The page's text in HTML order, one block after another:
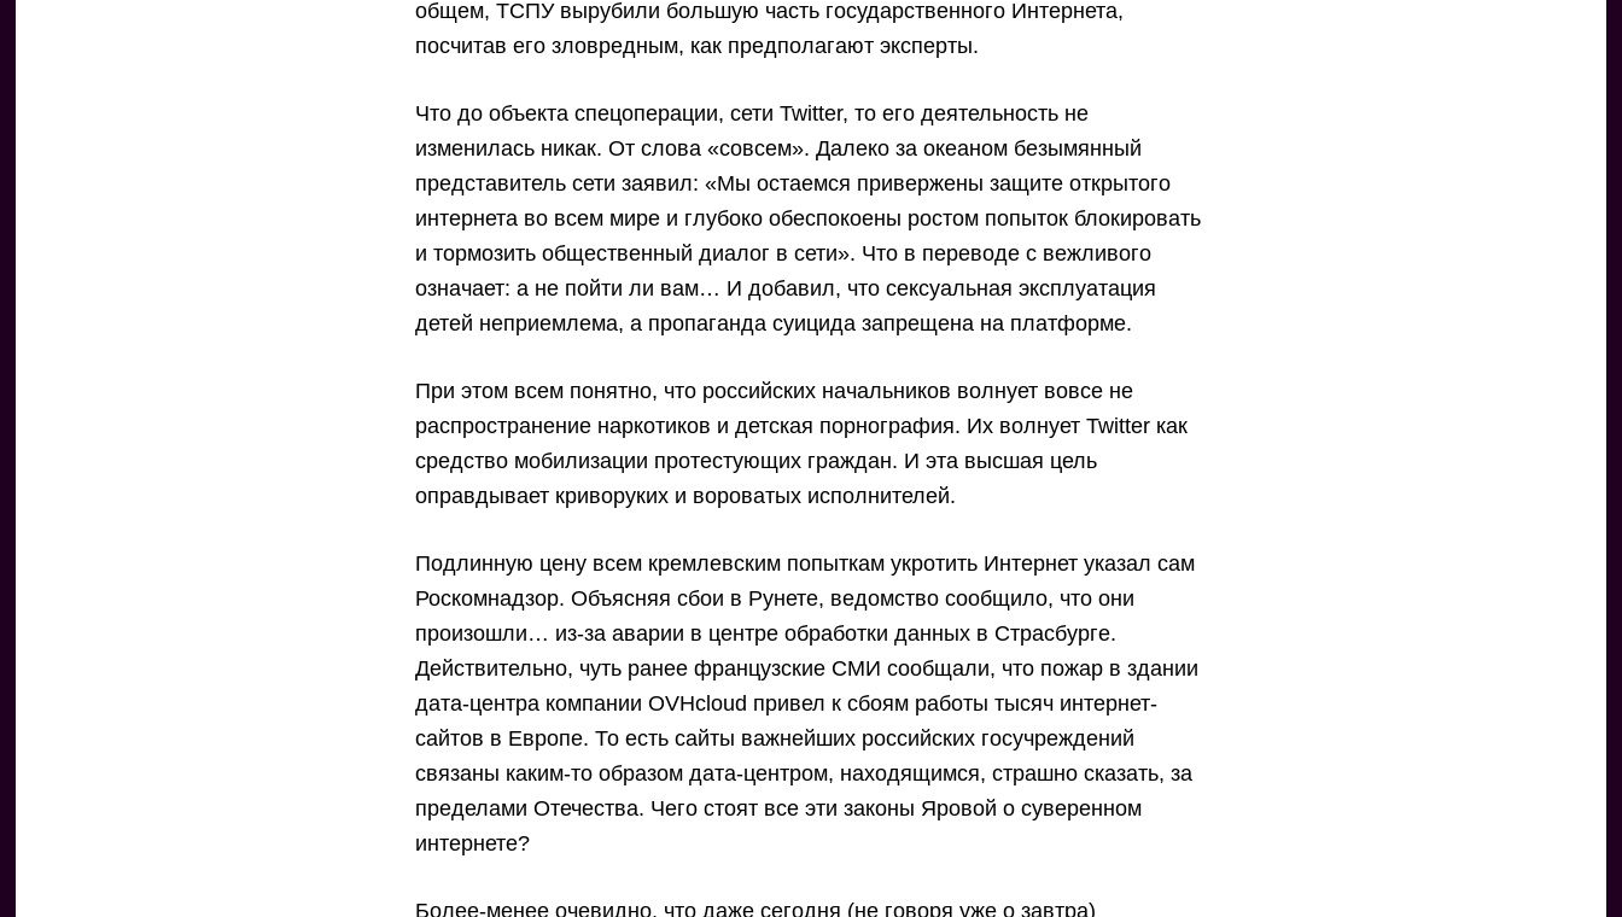
общем, ТСПУ вырубили большую часть государственного Интернета,
посчитав его зловредным, как предполагают эксперты.
Что до объекта спецоперации, сети Twitter, то его деятельность не
изменилась никак. От слова «совсем». Далеко за океаном безымянный
представитель сети заявил: «Мы остаемся привержены защите открытого
интернета во всем мире и глубоко обеспокоены ростом попыток блокировать
и тормозить общественный диалог в сети». Что в переводе с вежливого
означает: а не пойти ли вам… И добавил, что сексуальная эксплуатация
детей неприемлема, а пропаганда суицида запрещена на платформе.
При этом всем понятно, что российских начальников волнует вовсе не
распространение наркотиков и детская порнография. Их волнует Twitter как
средство мобилизации протестующих граждан. И эта высшая цель
оправдывает криворуких и вороватых исполнителей.
Подлинную цену всем кремлевским попыткам укротить Интернет указал сам
Роскомнадзор. Объясняя сбои в Рунете, ведомство сообщило, что они
произошли… из-за аварии в центре обработки данных в Страсбурге.
Действительно, чуть ранее французские СМИ сообщали, что пожар в здании
дата-центра компании OVHcloud привел к сбоям работы тысяч интернет-
сайтов в Европе. То есть сайты важнейших российских госучреждений
связаны каким-то образом дата-центром, находящимся, страшно сказать, за
пределами Отечества. Чего стоят все эти законы Яровой о суверенном
интернете?
Более-менее очевидно, что даже сегодня (не говоря уже о завтра)